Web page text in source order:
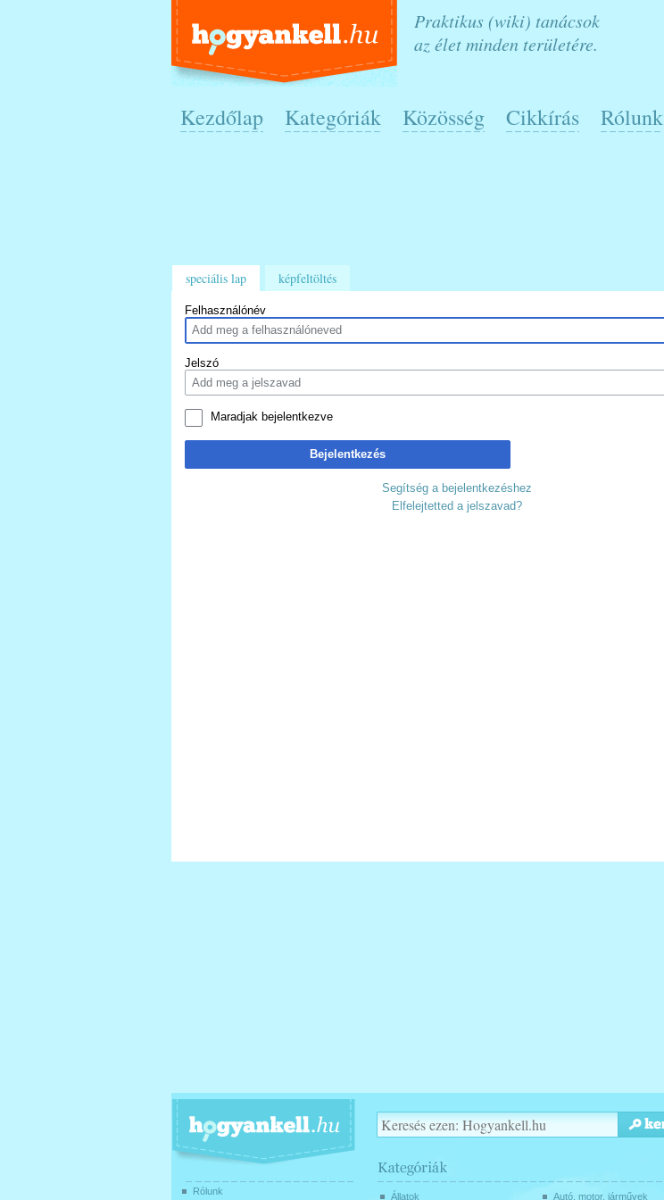
Praktikus (wiki) tanácsok
az élet minden területére.
Kezdőlap Kategóriák Közösség Cikkírás Rólunk
speciális lap képfeltöltés
Felhasználónév
Jelszó
Maradjak bejelentkezve
Bejelentkezés
Segítség a bejelentkezéshez
Elfelejtetted a jelszavad?
Állatok Autó, motor, járművek
Rólunk